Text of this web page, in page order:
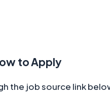
to Apply
the job source link